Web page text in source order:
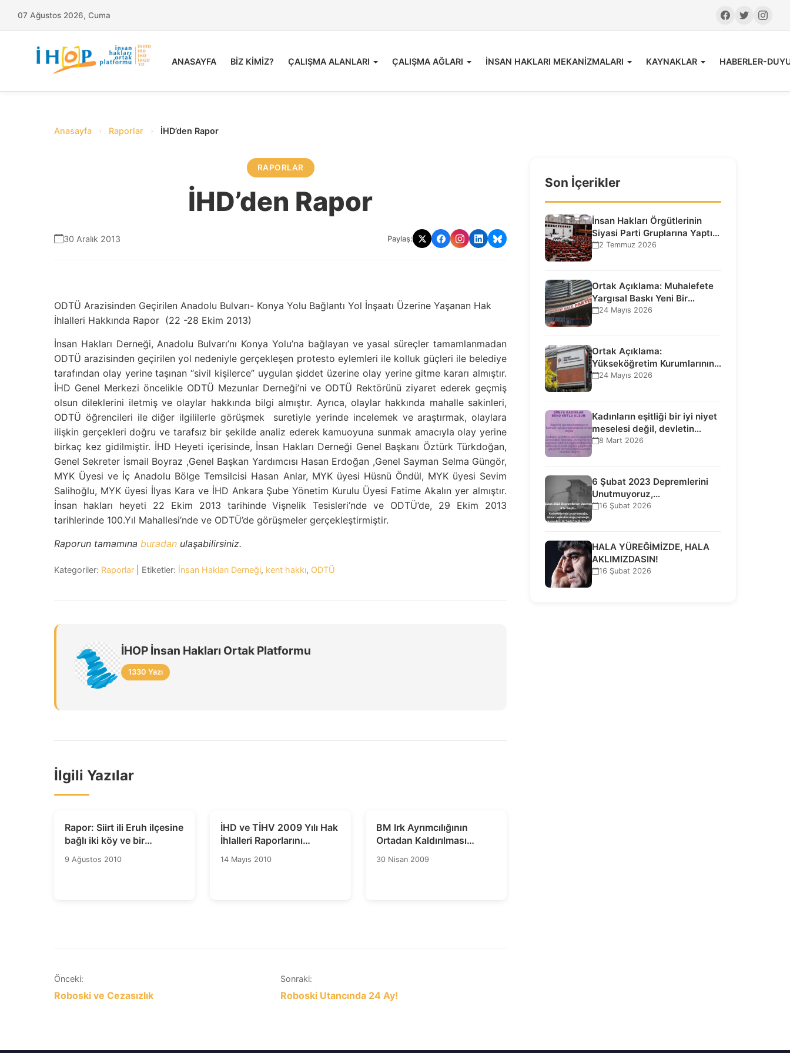
07 Ağustos 2026, Cuma
ANASAYFA BİZ KİMİZ? ÇALIŞMA ALANLARI ÇALIŞMA AĞLARI İNSAN HAKLARI MEKANİZMALARI KAYNAKLAR HABERLER-
Anasayfa › Raporlar › İHD’den Rapor
RAPORLAR
İHD’den Rapor
30 Aralık 2013 Paylaş:
ODTÜ Arazisinden Geçirilen Anadolu Bulvarı- Konya Yolu Bağlantı Yol İnşaatı Üzerine Yaşanan Hak
İhlalleri Hakkında Rapor (22 -28 Ekim 2013)
İnsan Hakları Derneği, Anadolu Bulvarı’nı Konya Yolu’na bağlayan ve yasal süreçler tamamlanmadan
ODTÜ arazisinden geçirilen yol nedeniyle gerçekleşen protesto eylemleri ile kolluk güçleri ile belediye
tarafından olay yerine taşınan “sivil kişilerce” uygulan şiddet üzerine olay yerine gitme kararı almıştır.
İHD Genel Merkezi öncelikle ODTÜ Mezunlar Derneği’ni ve ODTÜ Rektörünü ziyaret ederek geçmiş
olsun dileklerini iletmiş ve olaylar hakkında bilgi almıştır. Ayrıca, olaylar hakkında mahalle sakinleri,
ODTÜ öğrencileri ile diğer ilgililerle görüşmek suretiyle yerinde incelemek ve araştırmak, olaylara
ilişkin gerçekleri doğru ve tarafsız bir şekilde analiz ederek kamuoyuna sunmak amacıyla olay yerine
birkaç kez gidilmiştir. İHD Heyeti içerisinde, İnsan Hakları Derneği Genel Başkanı Öztürk Türkdoğan,
Genel Sekreter İsmail Boyraz ,Genel Başkan Yardımcısı Hasan Erdoğan ,Genel Sayman Selma Güngör,
MYK Üyesi ve İç Anadolu Bölge Temsilcisi Hasan Anlar, MYK üyesi Hüsnü Öndül, MYK üyesi Sevim
Salihoğlu, MYK üyesi İlyas Kara ve İHD Ankara Şube Yönetim Kurulu Üyesi Fatime Akalın yer almıştır.
İnsan hakları heyeti 22 Ekim 2013 tarihinde Vişnelik Tesisleri’nde ve ODTÜ’de, 29 Ekim 2013
tarihlerinde 100.Yıl Mahallesi’nde ve ODTÜ’de görüşmeler gerçekleştirmiştir.
Raporun tamamına buradan ulaşabilirsiniz.
Kategoriler: Raporlar | Etiketler: İnsan Hakları Derneği, kent hakkı, ODTÜ
İHOP İnsan Hakları Ortak Platformu
1330 Yazı
İlgili Yazılar
Rapor: Siirt ili Eruh ilçesine
bağlı iki köy ve bir
mezraya ait arazi ve
ormanlık alanın yakılması
9 Ağustos 2010
İHD ve TİHV 2009 Yılı Hak
İhlalleri Raporlarını
Açıkladı
14 Mayıs 2010
BM Irk Ayrımcılığının
Ortadan Kaldırılması
Komitesi ve Türkiye
30 Nisan 2009
Yazı
gezinmesi
Önceki:
Roboski ve Cezasızlık
Sonraki:
Roboski Utancında 24 Ay!
Son İçerikler
İnsan Hakları Örgütlerinin
Siyasi Parti Gruplarına Yaptığı
Ziyaretlere İlişkin
2 Temmuz 2026
Ortak Açıklama: Muhalefete
Yargısal Baskı Yeni Bir
Aşamaya Geçti: Seçilmiş…
24 Mayıs 2026
Ortak Açıklama:
Yükseköğretim Kurumlarının
Toplumsal İşlevi Kurucularının
24 Mayıs 2026
Kadınların eşitliği bir iyi niyet
meselesi değil, devletin
uluslararası insan…
8 Mart 2026
6 Şubat 2023 Depremlerini
Unutmuyoruz,
Vazgeçmiyoruz, Hesap
16 Şubat 2026
HALA YÜREĞİMİZDE, HALA
AKLIMIZDASIN!
16 Şubat 2026